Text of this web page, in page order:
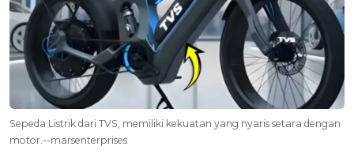
Sepeda Listrik dari TVS, memiliki kekuatan yang nyaris setara dengan
motor.--marsenterprises